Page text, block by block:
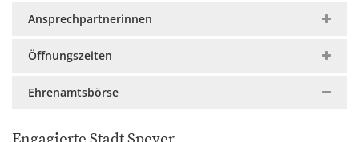
Ansprechpartnerinnen
Öffnungszeiten
Ehrenamtsbörse